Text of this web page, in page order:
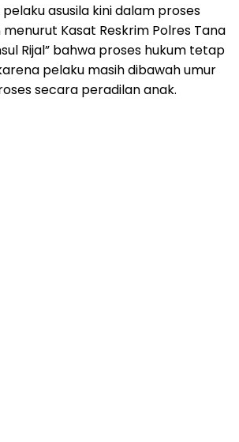
asusila kini dalam proses
Kasat Reskrim Polres Tana
Rijal” bahwa proses hukum tetap
pelaku masih dibawah umur
secara peradilan anak.